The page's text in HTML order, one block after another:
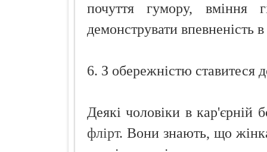
почуття гумору, вміння
демонструвати впевненість в
6. З обережністю ставитеся
Деякі чоловіки в кар'єрній
флірт. Вони знають, що